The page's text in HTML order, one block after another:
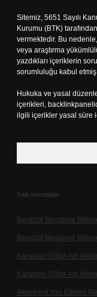
Sitemiz, 5651 Sayılı
Kurumu (BTK)
vermektedir. Bu
veya araştırma
yazdıkları içeriklerin
sorumluluğu kabul etmiş
Hukuka ve yasal
içerikleri,
ilgili içerikler yasal süre
Son yorumlar
Beyzbol Berabere
Beyzbol Berabere
Karaman Diğer Adı
Karaman Diğer Adı
Aknetrent Yan Etkileri